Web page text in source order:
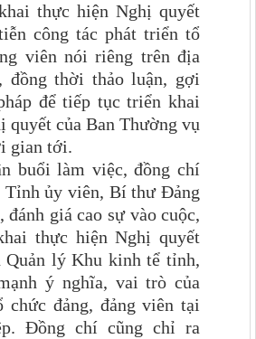
thực hiện Nghị quyết
công tác phát triển tổ
viên nói riêng trên địa
đồng thời thảo luận, gợi
để tiếp tục triển khai
quyết của Ban Thường vụ
gian tới.
buổi làm việc, đồng chí
Tỉnh ủy viên, Bí thư Đảng
đánh giá cao sự vào cuộc,
thực hiện Nghị quyết
Quản lý Khu kinh tể tỉnh,
ý nghĩa, vai trò của
chức đảng, đảng viên tại
Đồng chí cũng chỉ ra